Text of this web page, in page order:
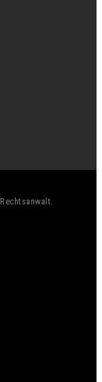
Rechtsanwalt.